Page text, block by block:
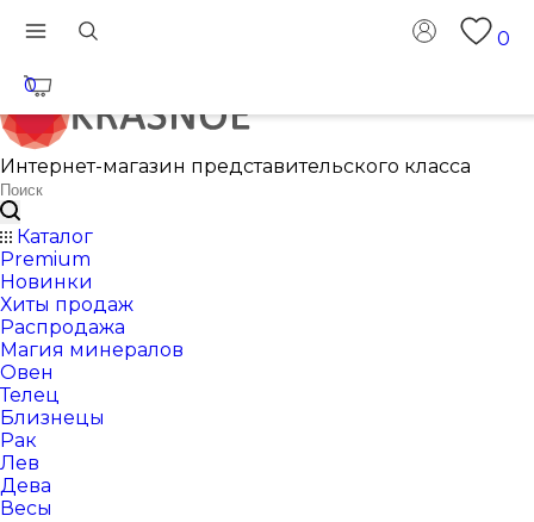
0
0
Интернет-магазин представительского класса
Каталог
Premium
Новинки
Хиты продаж
Распродажа
Магия минералов
Овен
Телец
Близнецы
Рак
Лев
Дева
Весы